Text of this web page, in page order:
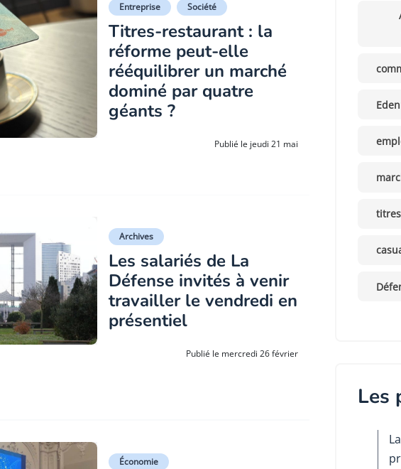
Entreprise Société
Titres-restaurant : la
réforme peut-elle
rééquilibrer un marché
dominé par quatre
géants ?
Publié le jeudi 21 mai
Archives
Les salariés de La
Défense invités à venir
travailler le vendredi en
présentiel
Publié le mercredi 26 février
Économie
Les